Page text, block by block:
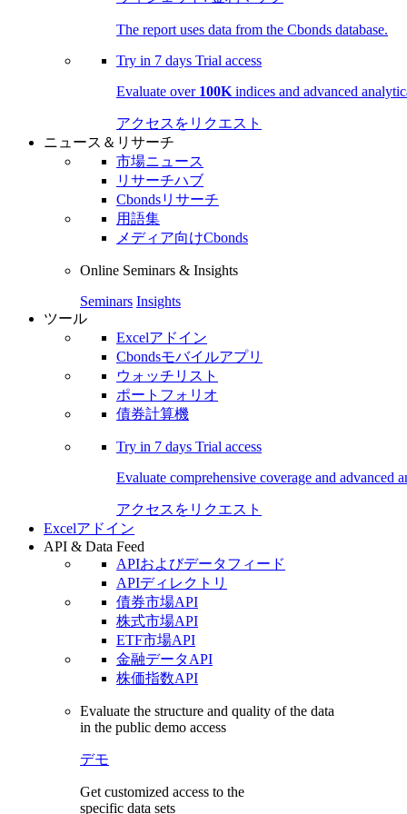
The report uses data from the Cbonds database.
Try in 7 days Trial access
Evaluate over 100K indices and advanced
アクセスをリクエスト
ニュース＆リサーチ
市場ニュース
リサーチハブ
Cbondsリサーチ
用語集
メディア向けCbonds
Online Seminars & Insights
Seminars Insights
ツール
Excelアドイン
Cbondsモバイルアプリ
ウォッチリスト
ポートフォリオ
債券計算機
Try in 7 days Trial access
Evaluate comprehensive coverage and advanced
アクセスをリクエスト
Excelアドイン
API & Data Feed
APIおよびデータフィード
APIディレクトリ
債券市場API
株式市場API
ETF市場API
金融データAPI
株価指数API
Evaluate the structure and quality of the data
in the public demo access
デモ
Get customized access to the
specific data sets